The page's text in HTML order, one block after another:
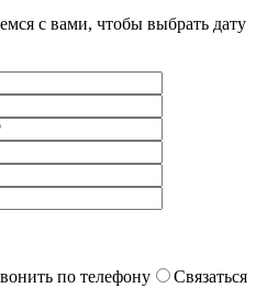
с вами, чтобы выбрать дату
по телефону
Связаться